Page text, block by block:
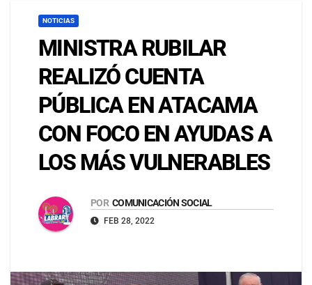
NOTICIAS
MINISTRA RUBILAR
REALIZÓ CUENTA
PÚBLICA EN ATACAMA
CON FOCO EN AYUDAS A
LOS MÁS VULNERABLES
POR COMUNICACIÓN SOCIAL
FEB 28, 2022